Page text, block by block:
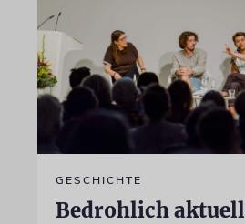
GESCHICHTE
Bedrohlich aktuell